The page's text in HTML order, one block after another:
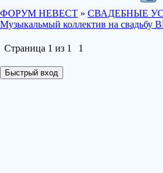
ФОРУМ НЕВЕСТ » СВАДЕБНЫЕ
Музыкальмый коллектив на свадьбу
Страница 1 из 1 1